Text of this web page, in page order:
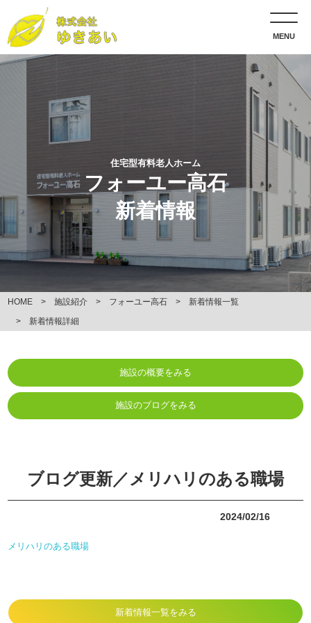
MENU
住宅型有料老人ホーム
フォーユー高石
新着情報
HOME 施設紹介 フォーユー高石
新着情報一覧
新着情報詳細
施設の概要をみる
施設のブログをみる
ブログ更新／メリハリのある職場
2024/02/16
メリハリのある職場
新着情報一覧をみる